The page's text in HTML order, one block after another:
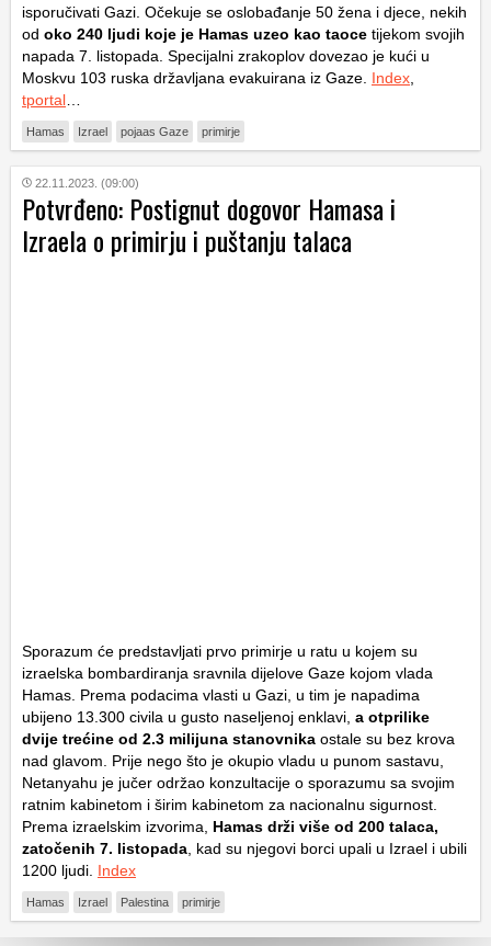
isporučivati ​​Gazi. Očekuje se oslobađanje 50 žena i djece, nekih
od oko 240 ljudi koje je Hamas uzeo kao taoce tijekom svojih
napada 7. listopada. Specijalni zrakoplov dovezao je kući u
Moskvu 103 ruska državljana evakuirana iz Gaze. Index
tportal
Hamas Izrael pojaas Gaze primirje
22.11.2023. (09:00)
Potvrđeno: Postignut dogovor Hamasa i
Izraela o primirju i puštanju talaca
Sporazum će predstavljati prvo primirje u ratu u kojem su
izraelska bombardiranja sravnila dijelove Gaze kojom vlada
Hamas. Prema podacima vlasti u Gazi, u tim je napadima
ubijeno 13.300 civila u gusto naseljenoj enklavi, a otprilike
dvije trećine od 2.3 milijuna stanovnika ostale su bez krova
nad glavom. Prije nego što je okupio vladu u punom sastavu,
Netanyahu je jučer održao konzultacije o sporazumu sa svojim
ratnim kabinetom i širim kabinetom za nacionalnu sigurnost.
Prema izraelskim izvorima, Hamas drži više od 200 talaca,
zatočenih 7. listopada, kad su njegovi borci upali u Izrael i ubili
1200 ljudi. Index
Hamas Izrael Palestina primirje